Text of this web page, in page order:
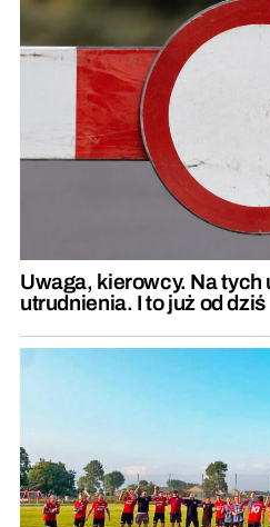
Uwaga, kierowcy. Na tych
utrudnienia. I to już od dziś